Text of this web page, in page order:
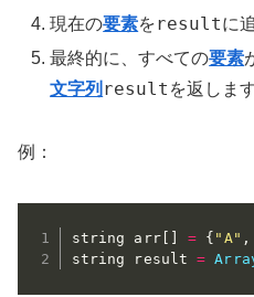
現在の要素をresultに
最終的に、すべての要素
文字列 result を返します
例：
string arr[ = { "A" ,
string result =